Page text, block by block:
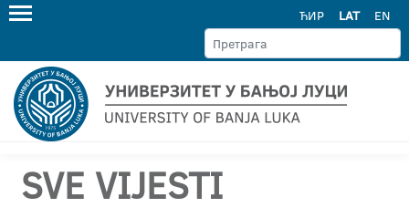
ЋИР LAT EN
SVE VIJESTI